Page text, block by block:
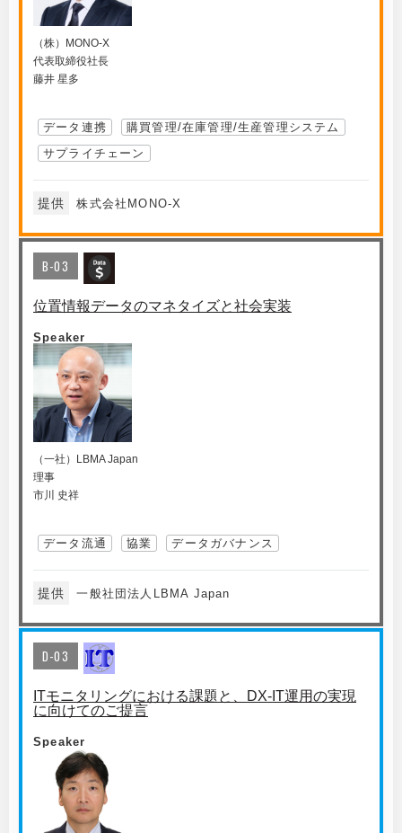
（株）MONO-X
代表取締役社長
藤井 星多
データ連携
購買管理/在庫管理/生産管理システム
サプライチェーン
提供 株式会社MONO-X
B-03
位置情報データのマネタイズと社会実装
Speaker
（一社）LBMA Japan
理事
市川 史祥
データ流通 協業 データガバナンス
提供 一般社団法人LBMA Japan
D-03
ITモニタリングにおける課題と、DX-IT運用の実現
に向けてのご提言
Speaker